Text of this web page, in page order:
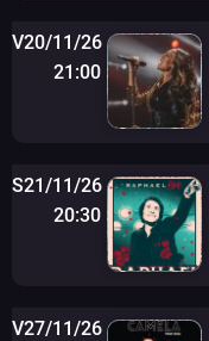
V20/11/26
21:00
S21/11/26
20:30
V27/11/26